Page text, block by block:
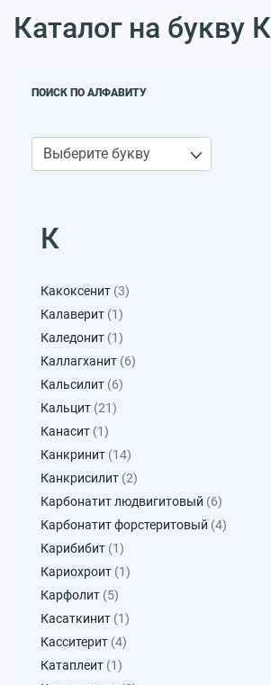
Каталог на букву К
ПОИСК ПО АЛФАВИТУ
К
Какоксенит (3)
Калаверит (1)
Каледонит (1)
Каллагханит (6)
Кальсилит (6)
Кальцит (21)
Канасит (1)
Канкринит (14)
Канкрисилит (2)
Карбонатит людвигитовый (6)
Карбонатит форстеритовый (4)
Карибибит (1)
Кариохроит (1)
Карфолит (5)
Касаткинит (1)
Касситерит (4)
Катаплеит (1)